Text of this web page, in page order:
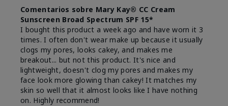
Comentarios sobre Mary Kay® CC Cream
Sunscreen Broad Spectrum SPF 15*
I bought this product a week ago and have worn it 3
times. I often don't wear make up because it usually
clogs my pores, looks cakey, and makes me
breakout... but not this product. It's nice and
lightweight, doesn't clog my pores and makes my
face look more glowing than cakey! It matches my
skin so well that it almost looks like I have nothing
on. Highly recommend!